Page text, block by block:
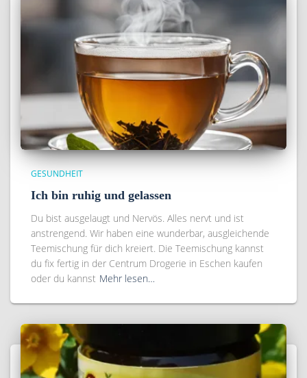
GESUNDHEIT
Ich bin ruhig und gelassen
Du bist ausgelaugt und Nervös. Alles nervt und ist
anstrengend. Wir haben eine wunderbar, ausgleichende
Teemischung für dich kreiert. Die Teemischung kannst
du fix fertig in der Centrum Drogerie in Eschen kaufen
oder du kannst Mehr lesen…